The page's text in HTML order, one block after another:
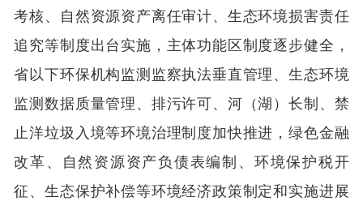
考核、自然资源资产离任审计、生态环境损害责任
追究等制度出台实施，主体功能区制度逐步健全，
省以下环保机构监测监察执法垂直管理、生态环境
监测数据质量管理、排污许可、河（湖）长制、禁
止洋垃圾入境等环境治理制度加快推进，绿色金融
改革、自然资源资产负债表编制、环境保护税开
征、生态保护补偿等环境经济政策制定和实施进展